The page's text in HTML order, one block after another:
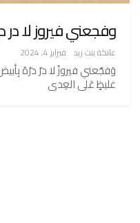
وفجعني فيروز لا در
عاتكة بنت زيد فبراير 4, 2024
وَفجّعني فيروزُ لا درّ درّهُ
غليظٍ عَلى العِدى